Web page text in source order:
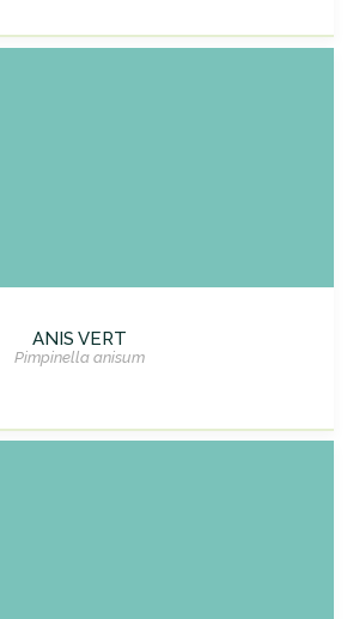
ANIS VERT
Pimpinella anisum